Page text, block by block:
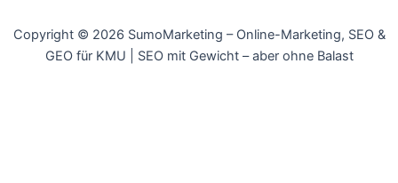
Copyright © 2026 SumoMarketing – Online-Marketing, SEO &
GEO für KMU | SEO mit Gewicht – aber ohne Balast